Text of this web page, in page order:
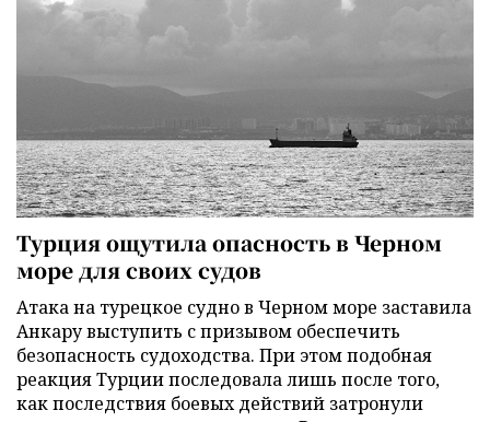
Турция ощутила опасность в Черном
море для своих судов
Атака на турецкое судно в Черном море заставила
Анкару выступить с призывом обеспечить
безопасность судоходства. При этом подобная
реакция Турции последовала лишь после того,
как последствия боевых действий затронули